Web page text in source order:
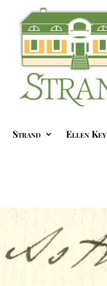
Strand Ellen Key